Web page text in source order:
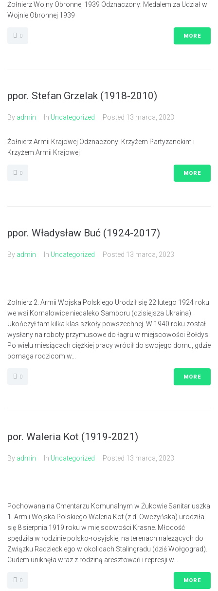
Żołnierz Wojny Obronnej 1939 Odznaczony: Medalem za Udział w
Wojnie Obronnej 1939
0 MORE
ppor. Stefan Grzelak (1918-2010)
By admin In Uncategorized Posted 13 marca, 2023
Żołnierz Armii Krajowej Odznaczony: Krzyżem Partyzanckim i
Krzyżem Armii Krajowej
0 MORE
ppor. Władysław Buć (1924-2017)
By admin In Uncategorized Posted 13 marca, 2023
Żołnierz 2. Armii Wojska Polskiego Urodził się 22 lutego 1924 roku
we wsi Kornalowice niedaleko Samboru (dzisiejsza Ukraina).
Ukończył tam kilka klas szkoły powszechnej. W 1940 roku został
wysłany na roboty przymusowe do łagru w miejscowości Bołdys.
Po wielu miesiącach ciężkiej pracy wrócił do swojego domu, gdzie
pomaga rodzicom w...
0 MORE
por. Waleria Kot (1919-2021)
By admin In Uncategorized Posted 13 marca, 2023
Pochowana na Cmentarzu Komunalnym w Żukowie Sanitariuszka
1. Armii Wojska Polskiego Waleria Kot (z d. Owczyńska) urodziła
się 8 sierpnia 1919 roku w miejscowości Krasne. Młodość
spędziła w rodzinie polsko-rosyjskiej na terenach należących do
Związku Radzieckiego w okolicach Stalingradu (dziś Wołgograd).
Cudem uniknęła wraz z rodziną aresztowań i represji w...
0 MORE